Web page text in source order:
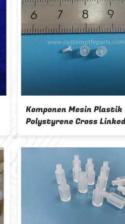
Komponen Plastik Mesin CNC
Vespel MENGINTIP Ultem POM
Torlon ABS UHMWPE Nylon
Acrylic Parts